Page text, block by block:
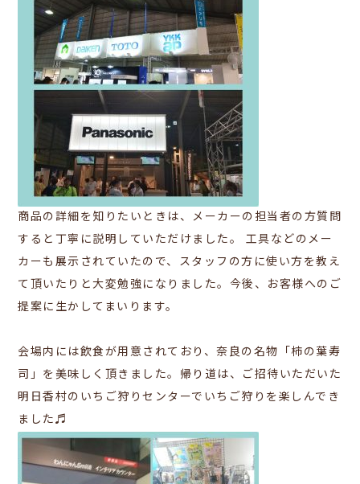
商品の詳細を知りたいときは、メーカーの担当者の方質問
すると丁寧に説明していただけました。 工具などのメー
カーも展示されていたので、スタッフの方に使い方を教え
て頂いたりと大変勉強になりました。今後、お客様へのご
提案に生かしてまいります。
会場内には飲食が用意されており、奈良の名物「柿の葉寿
司」を美味しく頂きました。 帰り道は、ご招待いただいた
明日香村のいちご狩りセンターでいちご狩りを楽しんでき
ました♬